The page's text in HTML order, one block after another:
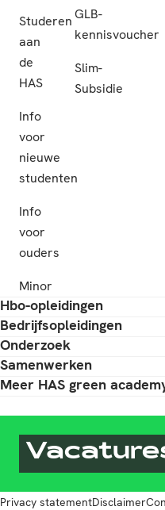
Studeren
aan
de
HAS
Info
voor
nieuwe
studenten
Info
voor
ouders
Minor
GLB-
kennisvoucher
Slim-
Subsidie
Hbo-opleidingen
Bedrijfsopleidingen
Onderzoek
Samenwerken
Meer HAS green
Privacy statementDisclaimer